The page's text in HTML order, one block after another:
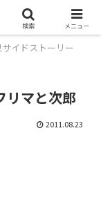
サイドストーリー
マと次郎
2011.08.23
検索 メニュー